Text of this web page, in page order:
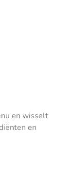
en wisselt
en